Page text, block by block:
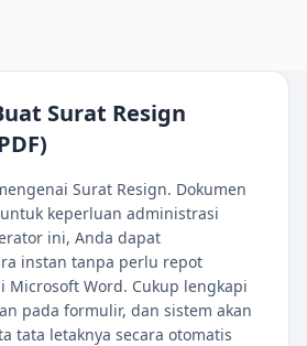
Surat Resign
Surat Resign. Dokumen
keperluan administrasi
ini, Anda dapat
instan tanpa perlu repot
Microsoft Word. Cukup lengkapi
pada formulir, dan sistem akan
tata letaknya secara otomatis